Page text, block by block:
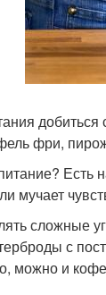
фри,
Есть
мучает
сложные
с
можно и